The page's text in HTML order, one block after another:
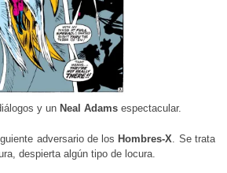
y un Neal Adams espectacular.
adversario de losHombres-X . Se trata
despierta algún tipo de locura.